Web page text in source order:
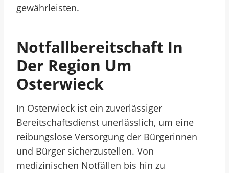
gewährleisten.
Notfallbereitschaft In
Der Region Um
Osterwieck
In Osterwieck ist ein zuverlässiger
Bereitschaftsdienst unerlässlich, um eine
reibungslose Versorgung der Bürgerinnen
und Bürger sicherzustellen. Von
medizinischen Notfällen bis hin zu